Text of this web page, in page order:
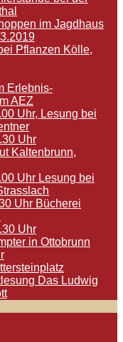
im Jagdhaus
Pflanzen Kölle,
Erlebnis-
AEZ
Uhr, Lesung bei
Uhr
Kaltenbrunn,
Uhr Lesung bei
Uhr Bücherei
Uhr
in Ottobrunn
Das Ludwig